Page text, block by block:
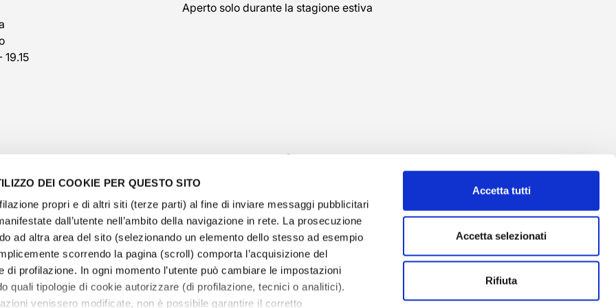
DEI COOKIE PER QUESTO SITO
propri e di altri siti (terze parti) al fine di inviare messaggi pubblicitari
dall’utente nell’ambito della navigazione in rete. La prosecuzione
ad altra area del sito (selezionando un elemento dello stesso ad esempio
scorrendo la pagina (scroll) comporta l’acquisizione del
di profilazione. In ogni momento l’utente può cambiare le impostazioni
quali tipologie di cookie autorizzare (di profilazione, tecnici o analitici).
venissero modificate, non è possibile garantire il corretto
Accetta tutti
Accetta selezionati
Rifiuta
19.15
Aperto solo durante la stagione estiva
@veschetti1949-@veschettiboutique
-cookies policy-ethical code -modello di organizzazione
Veschetti Gioielli S.r.l. -Informative Veschetti Gioielli Due S.r.l.